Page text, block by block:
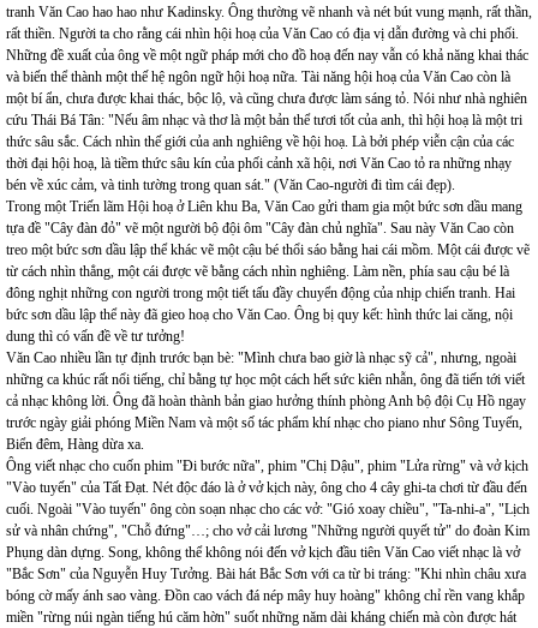
tranh Văn Cao hao hao như Kadinsky. Ông thường vẽ nhanh và nét bút vung mạnh, rất thần,
rất thiền. Người ta cho rằng cái nhìn hội hoạ của Văn Cao có địa vị dẫn đường và chi phối.
Những đề xuất của ông về một ngữ pháp mới cho đồ hoạ đến nay vẫn có khả năng khai thác
và biến thể thành một thế hệ ngôn ngữ hội hoạ nữa. Tài năng hội hoạ của Văn Cao còn là
một bí ẩn, chưa được khai thác, bộc lộ, và cũng chưa được làm sáng tỏ. Nói như nhà nghiên
cứu Thái Bá Tân: "Nếu âm nhạc và thơ là một bản thể tươi tốt của anh, thì hội hoạ là một tri
thức sâu sắc. Cách nhìn thế giới của anh nghiêng về hội hoạ. Là bởi phép viễn cận của các
thời đại hội hoạ, là tiềm thức sâu kín của phối cảnh xã hội, nơi Văn Cao tỏ ra những nhạy
bén về xúc cảm, và tinh tường trong quan sát." (Văn Cao-người đi tìm cái đẹp).
Trong một Triến lãm Hội hoạ ở Liên khu Ba, Văn Cao gửi tham gia một bức sơn dầu mang
tựa đề "Cây đàn đỏ" vẽ một người bộ đội ôm "Cây đàn chủ nghĩa". Sau này Văn Cao còn
treo một bức sơn dầu lập thể khác vẽ một cậu bé thổi sáo bằng hai cái mồm. Một cái được vẽ
từ cách nhìn thẳng, một cái được vẽ bằng cách nhìn nghiêng. Làm nền, phía sau cậu bé là
đông nghịt những con người trong một tiết tấu đầy chuyển động của nhịp chiến tranh. Hai
bức sơn dầu lập thể này đã gieo hoạ cho Văn Cao. Ông bị quy kết: hình thức lai căng, nội
dung thì có vấn đề về tư tưởng!
Văn Cao nhiều lần tự định trước bạn bè: "Mình chưa bao giờ là nhạc sỹ cả", nhưng, ngoài
những ca khúc rất nổi tiếng, chỉ bằng tự học một cách hết sức kiên nhẫn, ông đã tiến tới viết
cả nhạc không lời. Ông đã hoàn thành bản giao hưởng thính phòng Anh bộ đội Cụ Hồ ngay
trước ngày giải phóng Miền Nam và một số tác phẩm khí nhạc cho piano như Sông Tuyến,
Biển đêm, Hàng dừa xa.
Ông viết nhạc cho cuốn phim "Đi bước nữa", phim "Chị Dậu", phim "Lửa rừng" và vở kịch
"Vào tuyến" của Tất Đạt. Nét độc đáo là ở vở kịch này, ông cho 4 cây ghi-ta chơi từ đầu đến
cuối. Ngoài "Vào tuyến" ông còn soạn nhạc cho các vở: "Gió xoay chiều", "Ta-nhi-a", "Lịch
sử và nhân chứng", "Chỗ đứng"…; cho vở cải lương "Những người quyết tử" do đoàn Kim
Phụng dàn dựng. Song, không thể không nói đến vở kịch đầu tiên Văn Cao viết nhạc là vở
"Bắc Sơn" của Nguyễn Huy Tưởng. Bài hát Bắc Sơn với ca từ bi tráng: "Khi nhìn châu xưa
bóng cờ mấy ánh sao vàng. Đồn cao vách đá nép mây huy hoàng" không chỉ rền vang khắp
miền "rừng núi ngàn tiếng hú căm hờn" suốt những năm dài kháng chiến mà còn được hát